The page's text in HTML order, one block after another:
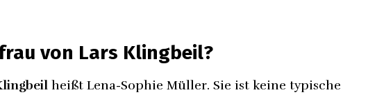
von Lars Klingbeil?
heißt Lena-Sophie Müller. Sie ist keine typische